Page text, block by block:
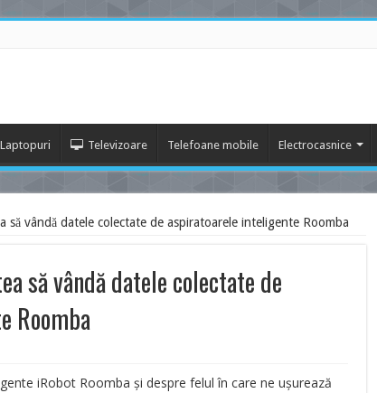
Laptopuri Televizoare Telefoane mobile Electrocasnice
să vândă datele colectate de aspiratoarele inteligente Roomba
să vândă datele colectate de
Roomba
iRobot Roomba și despre felul în care ne ușurează